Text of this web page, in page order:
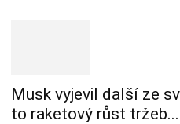
Musk vyjevil další ze
to raketový růst tržeb...